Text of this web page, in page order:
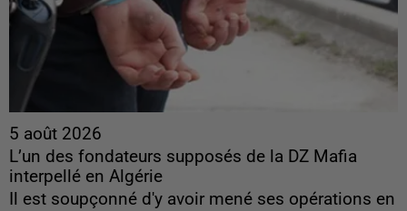
5 août 2026
L’un des fondateurs supposés de la DZ Mafia
interpellé en Algérie
Il est soupçonné d'y avoir mené ses opérations en